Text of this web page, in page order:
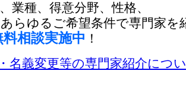
業種、得意分野、性格、
らゆるご希望条件で専門家を
料相談実施中 ！
名義変更等の専門家紹介につ